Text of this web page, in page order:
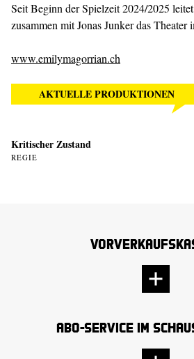
Seit Beginn der Spielzeit 2024/2025
zusammen mit Jonas Junker das
www.emilymagorrian.ch
AKTUELLE PRODUKTIONEN
Kritischer Zustand
REGIE
Abo-Service im